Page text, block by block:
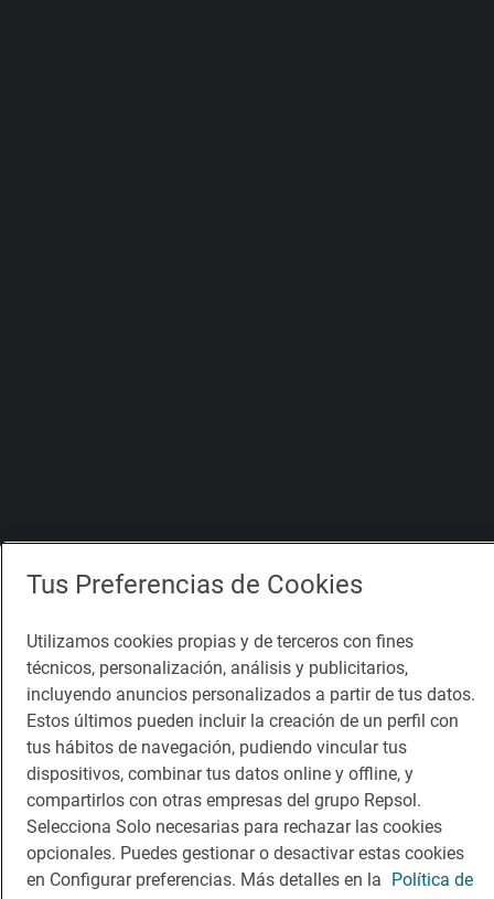
Tus Preferencias de Cookies
Utilizamos cookies propias y de terceros con fines
técnicos, personalización, análisis y publicitarios,
incluyendo anuncios personalizados a partir de tus datos.
Estos últimos pueden incluir la creación de un perfil con
tus hábitos de navegación, pudiendo vincular tus
dispositivos, combinar tus datos online y offline, y
compartirlos con otras empresas del grupo Repsol.
Selecciona Solo necesarias para rechazar las cookies
opcionales. Puedes gestionar o desactivar estas cookies
en Configurar preferencias. Más detalles en la Política de